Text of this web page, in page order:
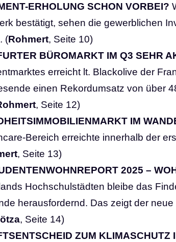
ERHOLUNG SCHON VORBEI?
bestätigt, sehen die gewerblichen
(Rohmert, Seite 10)
BÜROMARKT IM Q3 SEHR
erreicht lt. Blackolive der
einen Rekordumsatz von über
, Seite 12)
IM
Bereich erreichte innerhalb der
, Seite 13)
2025 –
Hochschulstädten bleibe das
herausfordernd. Das zeigt der
, Seite 14)
ZUM KLIMASCHUTZ